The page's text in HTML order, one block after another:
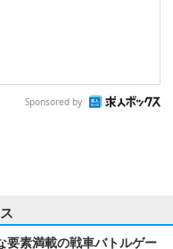
Sponsored by
素満載の戦車バトルゲー